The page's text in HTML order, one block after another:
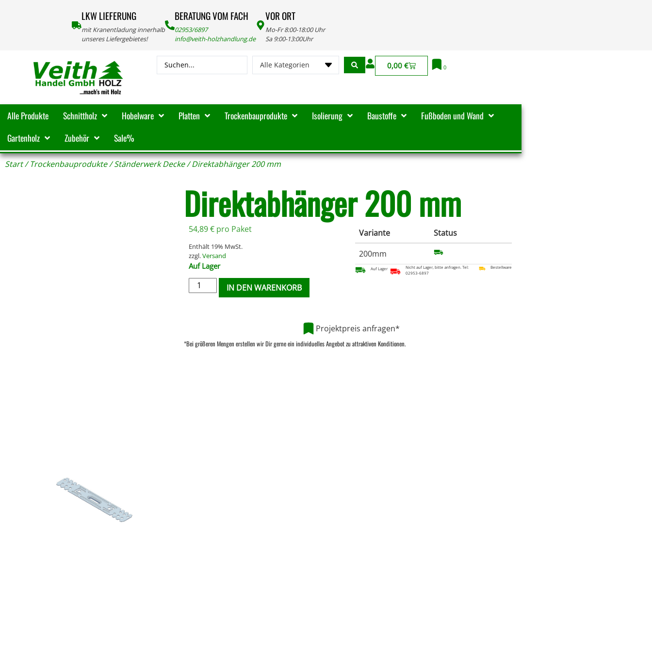
LKW LIEFERUNG
mit Kranentladung innerhalb
unseres Liefergebietes!
BERATUNG VOM FACH
02953/6897
info@veith-holzhandlung.de
VOR ORT
Mo-Fr 8:00-18:00 Uhr
Sa 9:00-13:00Uhr
Alle Kategorien 0,00 € 0
Alle Produkte Schnittholz Hobelware Platten Trockenbauprodukte Isolierung Baustoffe
Fußboden und Wand
Gartenholz
Zubehör Sale%
Start/Trockenbauprodukte/Ständerwerk Decke/ Direktabhänger 200 mm
Direktabhänger 200 mm
54,89€ pro Paket
Enthält 19% MwSt.
zzgl.Versand
Auf Lager
IN DEN WARENKORB
Variante
Status
200mm
Auf Lager
Nicht auf Lager, bitte anfragen. Tel:
02953-6897
Bestellware
Projektpreis anfragen*
*Bei größeren Mengen erstellen wir Dir gerne ein individuelles Angebot zu attraktiven Konditionen.